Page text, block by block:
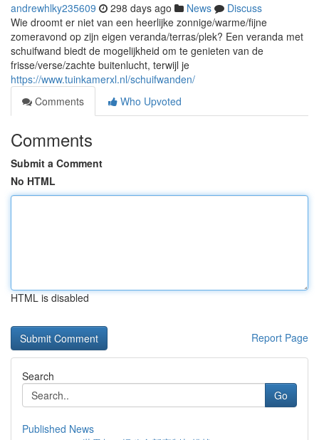
andrewhlky235609 298 days ago News
Discuss
Wie droomt er niet van een heerlijke zonnige/warme/fijne
zomeravond op zijn eigen veranda/terras/plek? Een veranda met
schuifwand biedt de mogelijkheid om te genieten van de
frisse/verse/zachte buitenlucht, terwijl je
https://www.tuinkamerxl.nl/schuifwanden/
Comments
Who Upvoted
Comments
Submit a Comment
No HTML
HTML is disabled
Report Page
Search
Go
Published News